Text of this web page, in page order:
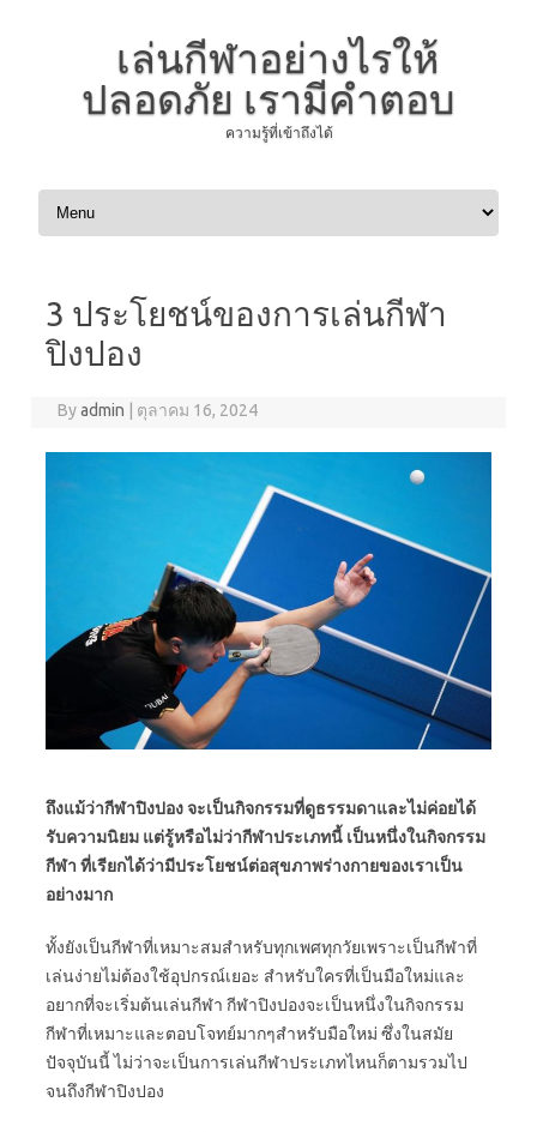
เล่นกีฬาอย่างไรให้
ปลอดภัย เรามีคำตอบ
ความรู้ที่เข้าถึงได้
Skip to content
3 ประโยชน์ของการเล่นกีฬา
ปิงปอง
Byadmin ตุลาคม 16, 2024
ถึงแม้ว่ากีฬาปิงปอง จะเป็นกิจกรรมที่ดูธรรมดาและไม่ค่อยได้
รับความนิยม แต่รู้หรือไม่ว่ากีฬาประเภทนี้ เป็นหนึ่งในกิจกรรม
กีฬา ที่เรียกได้ว่ามีประโยชน์ต่อสุขภาพร่างกายของเราเป็น
อย่างมาก
ทั้งยังเป็นกีฬาที่เหมาะสมสำหรับทุกเพศทุกวัยเพราะเป็นกีฬาที่
เล่นง่ายไม่ต้องใช้อุปกรณ์เยอะ สำหรับใครที่เป็นมือใหม่และ
อยากที่จะเริ่มต้นเล่นกีฬา กีฬาปิงปองจะเป็นหนึ่งในกิจกรรม
กีฬาที่เหมาะและตอบโจทย์มากๆสำหรับมือใหม่ ซึ่งในสมัย
ปัจจุบันนี้ ไม่ว่าจะเป็นการเล่นกีฬาประเภทไหนก็ตามรวมไป
จนถึงกีฬาปิงปอง